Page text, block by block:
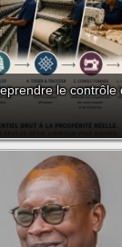
le contrôle